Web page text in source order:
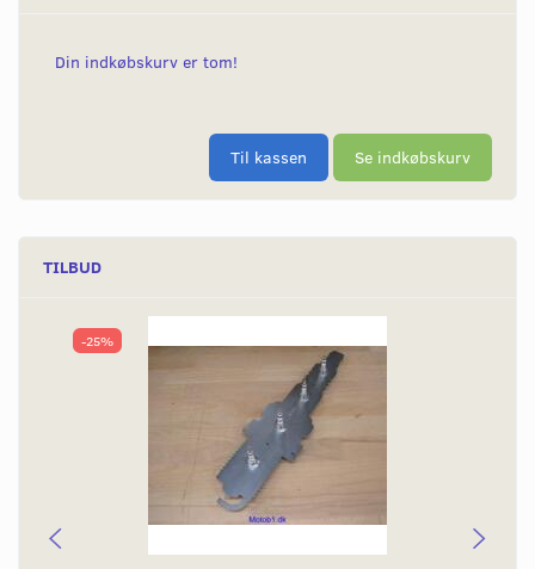
Din indkøbskurv er tom!
Til kassen Se indkøbskurv
TILBUD
-25%